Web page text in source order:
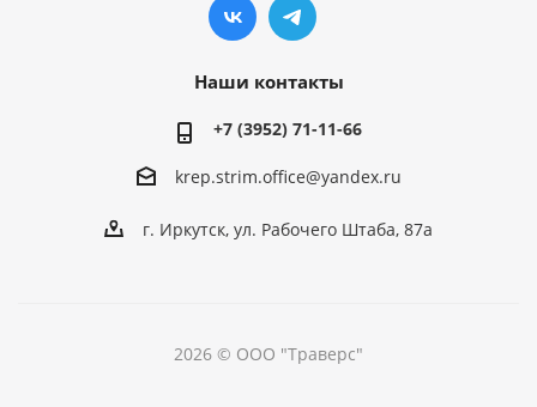
Наши контакты
+7 (3952) 71-11-66
krep.strim.office@yandex.ru
г. Иркутск, ул. Рабочего Штаба, 87а
2026 © ООО "Траверс"